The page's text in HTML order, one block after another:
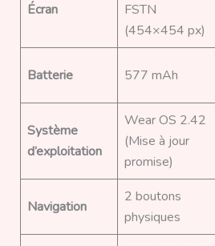
Écran
FSTN
(454×454 px)
Batterie 577 mAh
Système
d’exploitation
Wear OS 2.42
(Mise à jour
promise)
Navigation
2 boutons
physiques